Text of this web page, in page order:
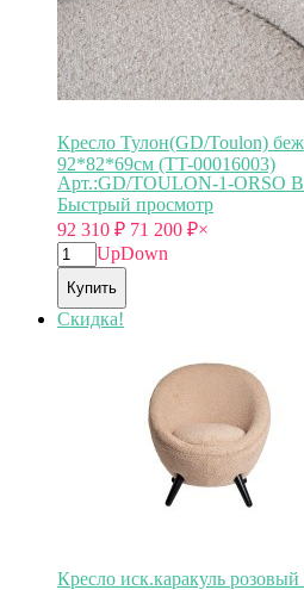
Кресло Тулон(GD/Toulon)
92*82*69см (TT-00016003)
Арт.:GD/TOULON-1-ORSO
Быстрый просмотр
92 310 ₽ 71 200 ₽×
UpDown
Купить
Скидка!
Кресло иск.каракуль